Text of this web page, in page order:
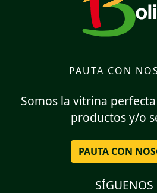
PAUTA CON
Somos la vitrina
productos y/o
PAUTA CON
SÍGUENOS